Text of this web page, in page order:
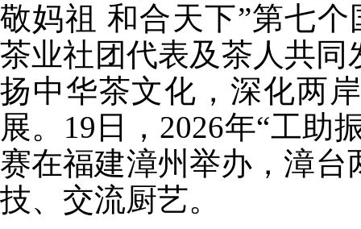
敬妈祖 和合天下”第七
茶业社团代表及茶人共
扬中华茶文化，深化两
展。19日，2026年“工助
赛在福建漳州举办，漳台
技、交流厨艺。